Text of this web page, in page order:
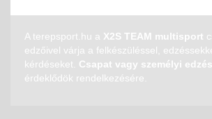
A terepsport.hu a X2S TEAM multisport
edzőivel várja a felkészüléssel,
kérdéseket. Csapat vagy személyi
érdeklődök rendelkezésére.